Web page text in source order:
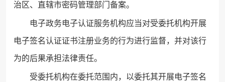
治区、直辖市密码管理部门备案。
电子政务电子认证服务机构应当对受委托机构开展
电子签名认证证书注册业务的行为进行监督，并对该行
为的后果承担法律责任。
受委托机构在委托范围内，以委托其开展电子签名